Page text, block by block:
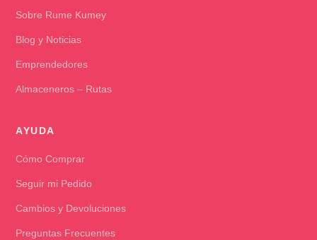
Sobre Rume Kumey
Blog y Noticias
Emprendedores
Almaceneros – Rutas
AYUDA
Cómo Comprar
Seguir mi Pedido
Cambios y Devoluciones
Preguntas Frecuentes